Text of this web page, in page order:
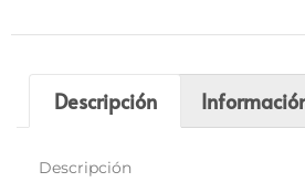
Descripción
Descripción